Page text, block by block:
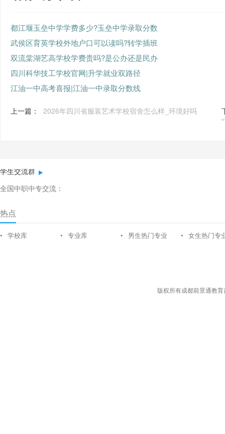
都江堰玉垒中学学费多少?玉垒中学录取分数
武侯区育英学校外地户口可以读吗?转学插班
双流棠湖艺高学校学费贵吗?是公办还是民办
四川科华技工学校官网|升学就业双路径
江油一中高考喜报|江油一中录取分数线
上一篇： 2026年四川省服装艺术学校宿舍怎么样_环境好吗
学生交流群
全国中职中专交流：
热点
• 学校库 • 专业库 • 男生热门专业 • 女生热门专
版权所有成都前景通教